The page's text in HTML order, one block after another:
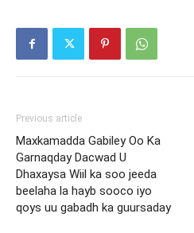
Previous article
Maxkamadda Gabiley Oo Ka
Garnaqday Dacwad U
Dhaxaysa Wiil ka soo jeeda
beelaha la hayb sooco iyo
qoys uu gabadh ka guursaday